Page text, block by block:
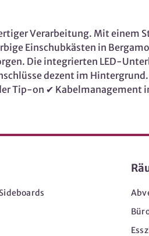
Verarbeitung. Mit einem
Einschubkästen in
Die integrierten LED-
dezent im
Tip-on ✔ Kabelmanagement